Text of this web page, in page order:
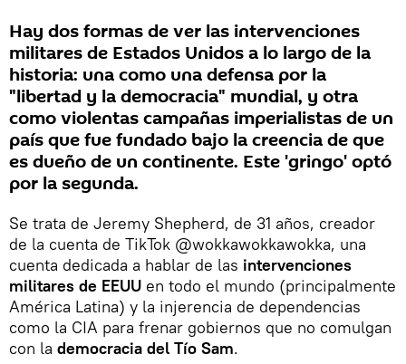
Hay dos formas de ver las intervenciones
militares de Estados Unidos a lo largo de la
historia: una como una defensa por la
"libertad y la democracia" mundial, y otra
como violentas campañas imperialistas de un
país que fue fundado bajo la creencia de que
es dueño de un continente. Este 'gringo' optó
por la segunda.
Se trata de Jeremy Shepherd, de 31 años, creador
de la cuenta de TikTok @wokkawokkawokka, una
cuenta dedicada a hablar de las intervenciones
militares de EEUU en todo el mundo (principalmente
América Latina) y la injerencia de dependencias
como la CIA para frenar gobiernos que no comulgan
con la democracia del Tío Sam.